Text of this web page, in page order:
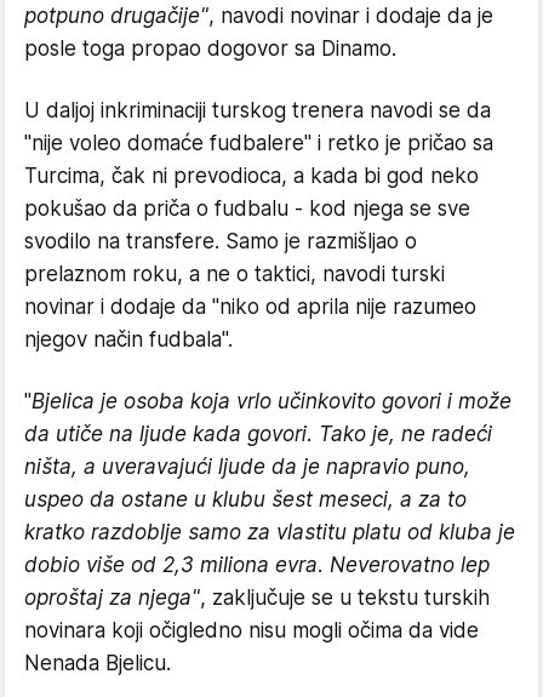
potpuno drugačije", navodi novinar i dodaje da je
posle toga propao dogovor sa Dinamo.
U daljoj inkriminaciji turskog trenera navodi se da
"nije voleo domaće fudbalere" i retko je pričao sa
Turcima, čak ni prevodioca, a kada bi god neko
pokušao da priča o fudbalu - kod njega se sve
svodilo na transfere. Samo je razmišljao o
prelaznom roku, a ne o taktici, navodi turski
novinar i dodaje da "niko od aprila nije razumeo
njegov način fudbala".
"Bjelica je osoba koja vrlo učinkovito govori i može
da utiče na ljude kada govori. Tako je, ne radeći
ništa, a uveravajući ljude da je napravio puno,
uspeo da ostane u klubu šest meseci, a za to
kratko razdoblje samo za vlastitu platu od kluba je
dobio više od 2,3 miliona evra. Neverovatno lep
oproštaj za njega", zaključuje se u tekstu turskih
novinara koji očigledno nisu mogli očima da vide
Nenada Bjelicu.